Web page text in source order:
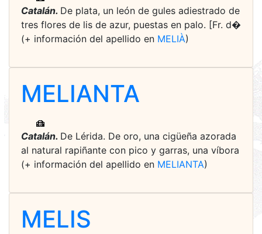
Catalán. De plata, un león de gules adiestrado de
tres flores de lis de azur, puestas en palo. [Fr. d�
(+ información del apellido en MELIÀ)
MELIANTA
Catalán. De Lérida. De oro, una cigüeña azorada
al natural rapiñante con pico y garras, una víbora
(+ información del apellido en MELIANTA)
MELIS